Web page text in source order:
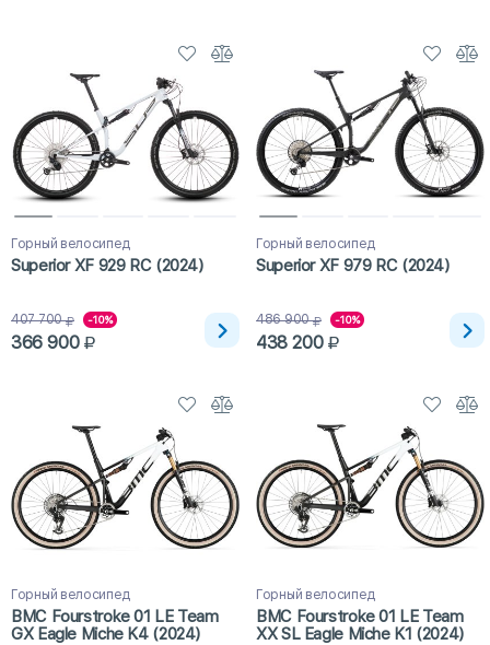
Горный велосипед
Superior XF 929 RC (2024)
407 700 -10%
366 900
Горный велосипед
Superior XF 979 RC (2024)
486 900 -10%
438 200
Горный велосипед
BMC Fourstroke 01 LE Team
GX Eagle Miche K4 (2024)
Горный велосипед
BMC Fourstroke 01 LE Team
XX SL Eagle Miche K1 (2024)